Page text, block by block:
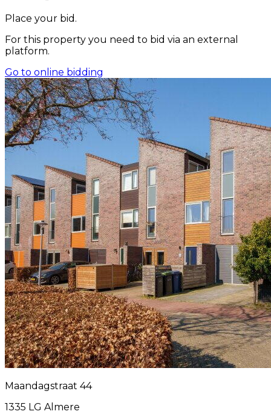
Place your bid.
For this property you need to bid via an external
platform.
Go to online bidding
Maandagstraat 44
1335 LG Almere